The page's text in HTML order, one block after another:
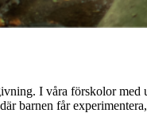
I våra förskolor med
barnen får